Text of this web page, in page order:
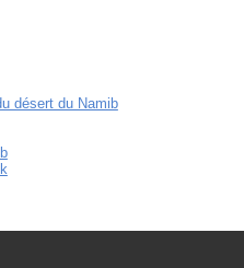
désert du Namib